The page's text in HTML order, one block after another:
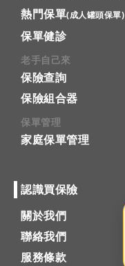
熱門保單(成人罐頭保單)
保單健診
老手自己來
保險查詢
保險組合器
保單管理
家庭保單管理
認識買保險
關於我們
聯絡我們
服務條款